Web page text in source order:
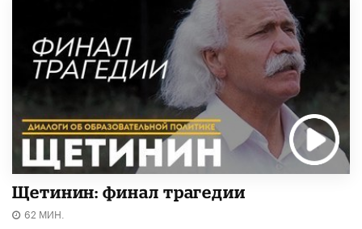
Щетинин: финал трагедии
62 МИН.